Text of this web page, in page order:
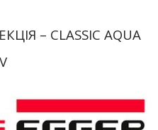
– CLASSIC AQUA